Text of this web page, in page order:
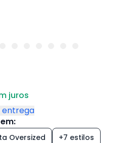
juros
entrega
Oversized +7 estilos